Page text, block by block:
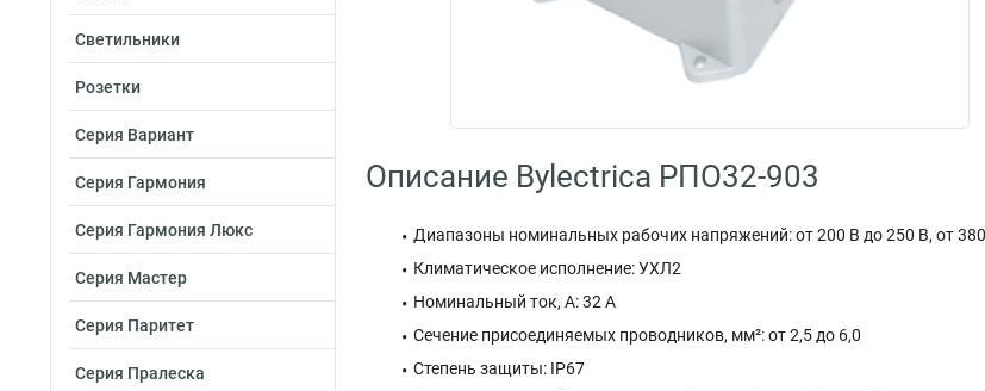
Светильники
Розетки
Серия Вариант
Серия Гармония
Серия Гармония Люкс
Серия Мастер
Серия Паритет
Серия Пралеска
Описание Bylectrica РПО32-903
Диапазоны номинальных рабочих напряжений: от 200 В до 250 В, от
Климатическое исполнение: УХЛ2
Номинальный ток, А: 32 А
Сечение присоединяемых проводников, мм²: от 2,5 до 6,0
Степень защиты: IP67